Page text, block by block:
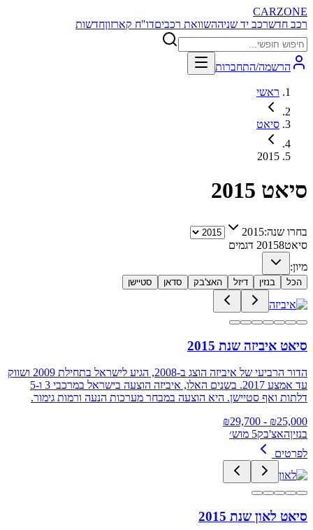
CARZONE
רכב חדשרכב יד שניההשוואת רכביםדו"ח קארזוןחדשות
הרשמה/התחברות
ראשי
סיאט
2015
סיאט 2015
בחרו שנה:2015
סיאט 20158
דגמים
מיון:
הכל בנזין דיזל האצ'בק סדאן סטיישן
סיאט איביזה שנת 2015
הדור הרביעי של איביזה הוצג ב-2008, הגיע לישראל בתחילת 2009 ושווק
עד אמצע 2017. בשנים האלו, איביזה הוצעה בישראל במרכבי 3 ו-5
דלתות ואף סטיישן. היא הוצעה במבחר מערכות הנעה ורמות גימור.
₪25,000
- ₪
29,700
בנזיןהאצ'בק5 מוש׳
לפרטים
סיאט לאון שנת 2015